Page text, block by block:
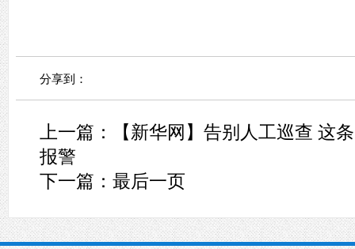
分享到：
上一篇：
【新华网】告别人工巡查 这
报警
下一篇： 最后一页